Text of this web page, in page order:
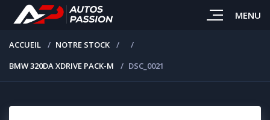
MENU
ACCUEIL
NOTRE STOCK
BMW 320DA XDRIVE PACK-M
DSC_0021